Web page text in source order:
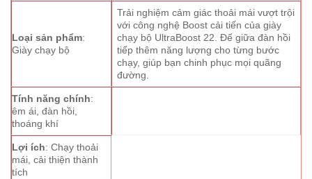
Loại sản phẩm:
Giày chạy bộ
Trải nghiệm cảm giác thoải mái vượt trội
với công nghệ Boost cải tiến của giày
chạy bộ UltraBoost 22. Đế giữa đàn hồi
tiếp thêm năng lượng cho từng bước
chạy, giúp bạn chinh phục mọi quãng
đường.
Tính năng chính:
êm ái, đàn hồi,
thoáng khí
Lợi ích: Chạy thoải
mái, cải thiện thành
tích